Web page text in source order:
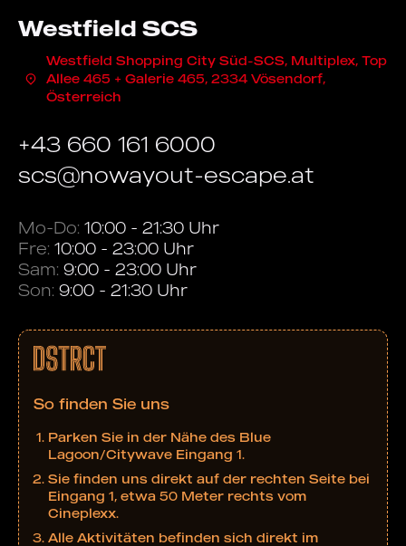
Westfield SCS
Westfield Shopping City Süd-SCS, Multiplex, Top
Allee 465 + Galerie 465, 2334 Vösendorf,
Österreich
+43 660 161 6000
scs@nowayout-escape.at
Mo-Do: 10:00 - 21:30 Uhr
Fre: 10:00 - 23:00 Uhr
Sam: 9:00 - 23:00 Uhr
Son: 9:00 - 21:30 Uhr
So finden Sie uns
Parken Sie in der Nähe des Blue
Lagoon/Citywave Eingang 1.
Sie finden uns direkt auf der rechten Seite bei
Eingang 1, etwa 50 Meter rechts vom
Cineplexx.
Alle Aktivitäten befinden sich direkt im